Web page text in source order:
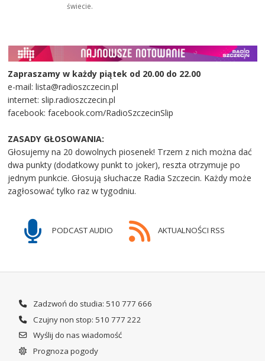
świecie.
Zapraszamy w każdy piątek od 20.00 do 22.00
e-mail: lista@radioszczecin.pl
internet: slip.radioszczecin.pl
facebook: facebook.com/RadioSzczecinSlip
ZASADY GŁOSOWANIA:
Głosujemy na 20 dowolnych piosenek! Trzem z nich można dać
dwa punkty (dodatkowy punkt to joker), reszta otrzymuje po
jednym punkcie. Głosują słuchacze Radia Szczecin. Każdy może
zagłosować tylko raz w tygodniu.
PODCAST AUDIO AKTUALNOŚCI RSS
Zadzwoń do studia: 510 777 666
Czujny non stop: 510 777 222
Wyślij do nas wiadomość
Prognoza pogody